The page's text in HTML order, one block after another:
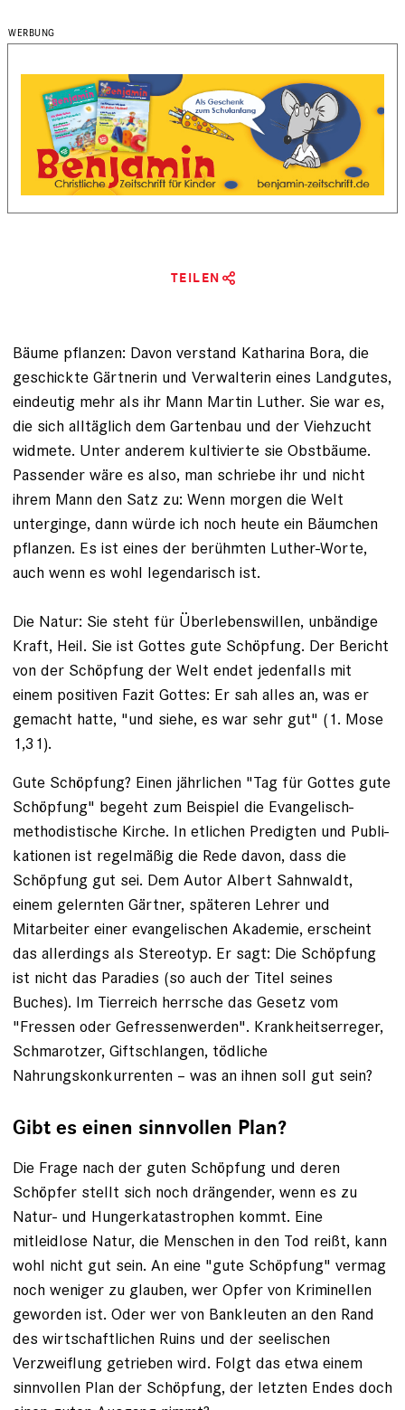
TEILEN
Bäume pflanzen: Davon verstand Katharina Bora, die
geschickte Gärtnerin und Verwalterin eines Landgutes,
eindeutig mehr als ihr Mann Martin Luther. Sie war es,
die sich alltäglich dem Gartenbau und der Viehzucht
widmete. Unter anderem kultivierte sie Obstbäume.
Passen­der wäre es also, man schriebe ihr und nicht
ihrem Mann den Satz zu: Wenn morgen die Welt
unterginge, dann würde ich noch heute ein Bäumchen
pflanzen. Es ist eines der berühmten Luther-Worte,
auch wenn es wohl legendarisch ist.
Die Natur: Sie steht für Überlebens­willen, unbändige
Kraft, Heil. Sie ist Gottes gute Schöpfung. Der Bericht
von der Schöpfung der Welt endet jedenfalls mit
einem positiven Fazit Gottes: Er sah alles an, was er
gemacht hatte, "und siehe, es war sehr gut" (1. Mose
1,31).
Gute Schöpfung? Einen jährlichen "Tag für Gottes gute
Schöpfung" begeht zum Beispiel die Evangelisch-
methodistische Kirche. In etlichen Predigten und Publi­
kationen ist regelmäßig die Rede davon, dass die
Schöpfung gut sei. Dem Autor ­Albert Sahnwaldt,
einem gelernten Gärtner, späteren Lehrer und
Mitarbeiter einer evangelischen Akademie, erscheint
das ­allerdings als Stereotyp. Er sagt: Die Schöpfung
ist nicht das Paradies (so auch der Titel seines
Buches). Im Tierreich herrsche das Gesetz vom
"Fressen oder Gefressenwerden". Krankheitserreger,
Schmarotzer, Giftschlangen, tödliche
Nahrungskonkurrenten – was an ihnen soll gut sein?
Gibt es einen sinnvollen Plan?
Die Frage nach der guten Schöpfung und deren
Schöpfer stellt sich noch drängender, wenn es zu
Natur- und Hungerkatastrophen kommt. Eine
mitleidlose Natur, die Menschen in den Tod reißt, kann
wohl nicht gut sein. An eine "gute Schöpfung" vermag
noch weniger zu glauben, wer ­Opfer von Kriminellen
geworden ist. Oder wer von Bankleuten an den Rand
des wirtschaftlichen Ruins und der seelischen
Verzweiflung getrieben wird. Folgt das etwa einem
sinnvollen Plan der Schöpfung, der letzten Endes doch